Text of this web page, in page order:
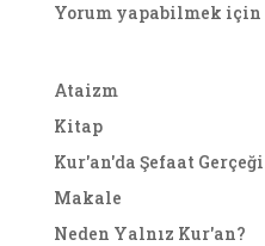
Yorum yapabilmek için
Ataizm
Kitap
Kur'an'da Şefaat Gerçeği
Makale
Neden Yalnız Kur'an?